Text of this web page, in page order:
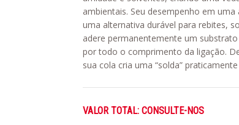
ambientais. Seu desempenho em
uma alternativa durável para rebites,
adere permanentemente um
por todo o comprimento da ligação.
sua cola cria uma “solda”
VALOR TOTAL: CONSULTE-NOS